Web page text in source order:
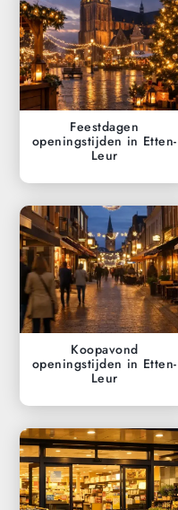
Feestdagen
openingstijden in Etten-
Leur
Koopavond
openingstijden in Etten-
Leur